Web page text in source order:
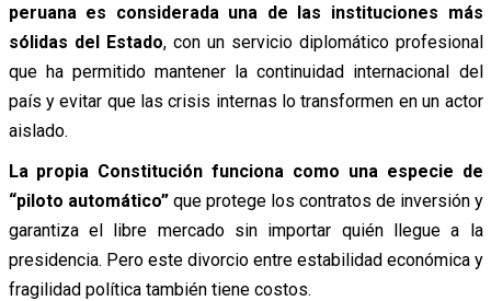
peruana es considerada una de las instituciones más
sólidas del Estado, con un servicio diplomático profesional
que ha permitido mantener la continuidad internacional del
país y evitar que las crisis internas lo transformen en un actor
aislado.
La propia Constitución funciona como una especie de
“piloto automático”que protege los contratos de inversión y
garantiza el libre mercado sin importar quién llegue a la
presidencia. Pero este divorcio entre estabilidad económica y
fragilidad política también tiene costos.